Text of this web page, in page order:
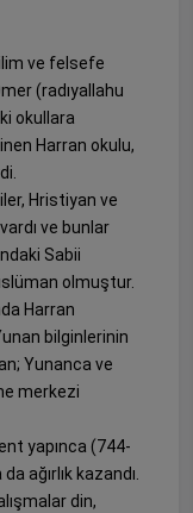
ve felsefe
(radıyallahu
okullara
Harran okulu,
Hristiyan ve
ve bunlar
Sabii
olmuştur.
Harran
bilginlerinin
Yunanca ve
merkezi
yapınca (744-
ağırlık kazandı.
din,